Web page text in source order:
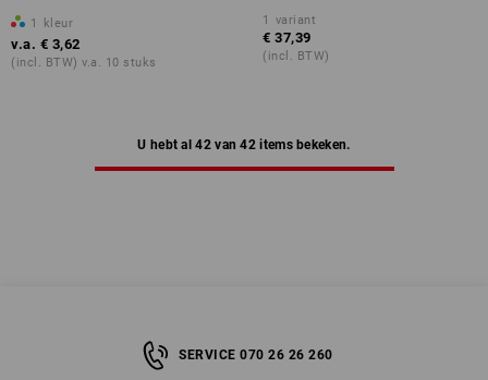
1 kleur
v.a. € 3,62
(incl. BTW) v.a. 10 stuks
1 variant
€ 37,39
(incl. BTW)
U hebt al 42 van 42 items bekeken.
SERVICE 070 26 26 260